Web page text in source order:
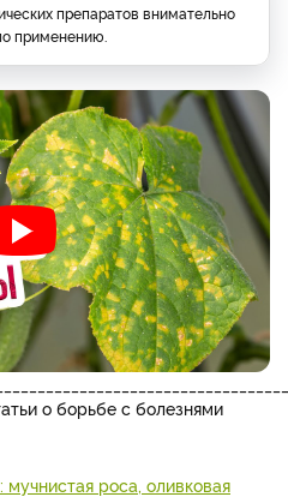
препаратов внимательно
применению.
о борьбе с болезнями
роса, оливковая